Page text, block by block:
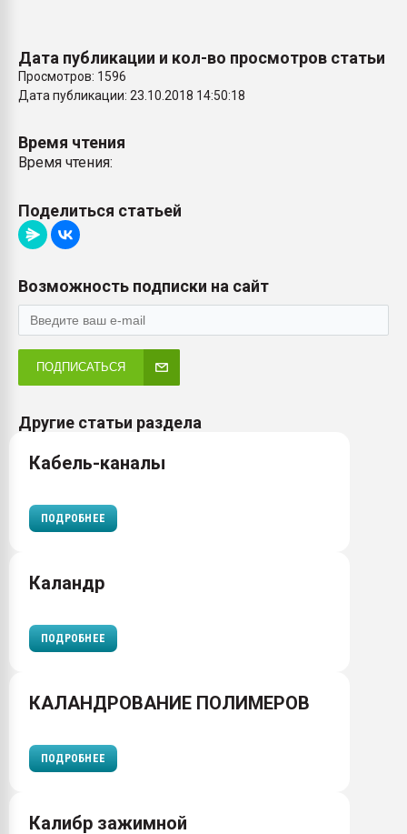
Дата публикации и кол-во просмотров статьи
Просмотров: 1596
Дата публикации: 23.10.2018 14:50:18
Время чтения
Время чтения:
Поделиться статьей
Возможность подписки на сайт
ПОДПИСАТЬСЯ
Другие статьи раздела
Кабель-каналы
ПОДРОБНЕЕ
Каландр
ПОДРОБНЕЕ
КАЛАНДРОВАНИЕ ПОЛИМЕРОВ
ПОДРОБНЕЕ
Калибр зажимной